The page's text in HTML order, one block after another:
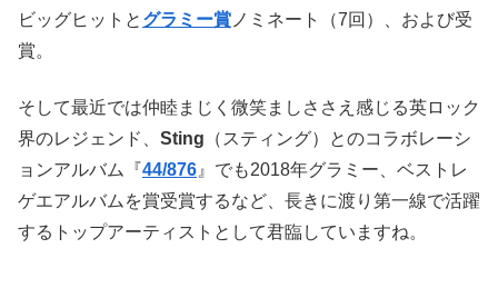
ビッグヒットと グラミー賞 ノミネート（7回）、および受
賞。
そして最近では仲睦まじく微笑ましささえ感じる英ロック
界のレジェンド、 Sting （スティング）とのコラボレーシ
ョンアルバム『44/876 』でも2018年グラミー、ベストレ
ゲエアルバムを賞受賞するなど、長きに渡り第一線で活躍
するトップアーティストとして君臨していますね。